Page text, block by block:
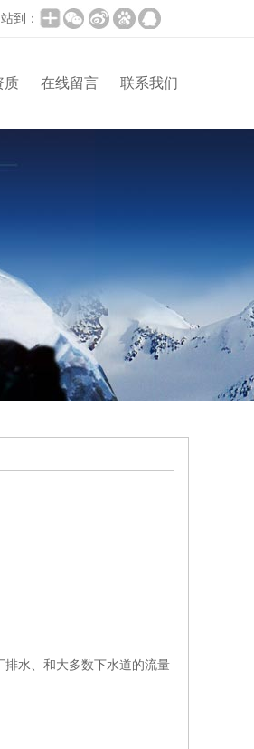
到：
质 在线留言 联系我们
水、和大多数下水道的流量